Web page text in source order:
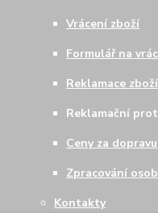
Vrácení zboží
Formulář na
Reklamace zboží
Reklamační
Ceny za dopravu
Zpracování
Kontakty